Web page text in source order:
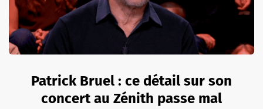
Patrick Bruel : ce détail sur son
concert au Zénith passe mal